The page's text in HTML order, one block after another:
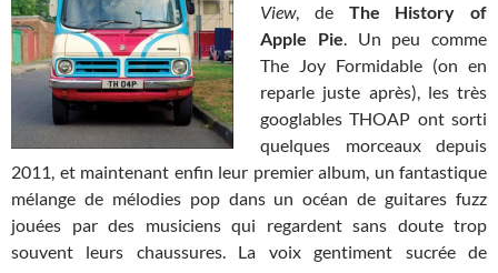
View, de The History of
Apple Pie. Un peu comme
The Joy Formidable (on en
reparle juste après), les très
googlables THOAP ont sorti
quelques morceaux depuis
2011, et maintenant enfin leur premier album, un fantastique
mélange de mélodies pop dans un océan de guitares fuzz
jouées par des musiciens qui regardent sans doute trop
souvent leurs chaussures. La voix gentiment sucrée de